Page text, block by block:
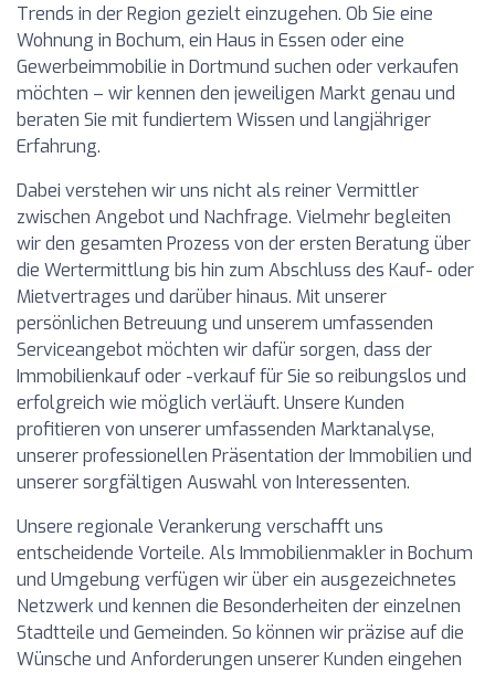
Trends in der Region gezielt einzugehen. Ob Sie eine
Wohnung in Bochum, ein Haus in Essen oder eine
Gewerbeimmobilie in Dortmund suchen oder verkaufen
möchten – wir kennen den jeweiligen Markt genau und
beraten Sie mit fundiertem Wissen und langjähriger
Erfahrung.
Dabei verstehen wir uns nicht als reiner Vermittler
zwischen Angebot und Nachfrage. Vielmehr begleiten
wir den gesamten Prozess von der ersten Beratung über
die Wertermittlung bis hin zum Abschluss des Kauf- oder
Mietvertrages und darüber hinaus. Mit unserer
persönlichen Betreuung und unserem umfassenden
Serviceangebot möchten wir dafür sorgen, dass der
Immobilienkauf oder -verkauf für Sie so reibungslos und
erfolgreich wie möglich verläuft. Unsere Kunden
profitieren von unserer umfassenden Marktanalyse,
unserer professionellen Präsentation der Immobilien und
unserer sorgfältigen Auswahl von Interessenten.
Unsere regionale Verankerung verschafft uns
entscheidende Vorteile. Als Immobilienmakler in Bochum
und Umgebung verfügen wir über ein ausgezeichnetes
Netzwerk und kennen die Besonderheiten der einzelnen
Stadtteile und Gemeinden. So können wir präzise auf die
Wünsche und Anforderungen unserer Kunden eingehen